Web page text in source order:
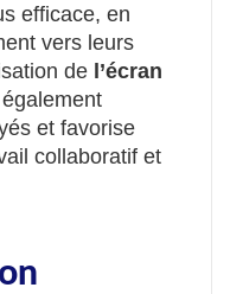
efficace, en
vers leurs
de l’écran
et favorise
collaboratif et